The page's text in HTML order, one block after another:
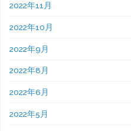
2022年11月
2022年10月
2022年9月
2022年8月
2022年6月
2022年5月